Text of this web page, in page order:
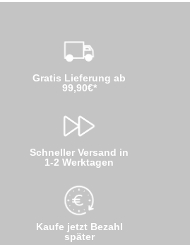
Gratis Lieferung ab
99,90€*
Schneller Versand in
1-2 Werktagen
Kaufe jetzt Bezahl
später